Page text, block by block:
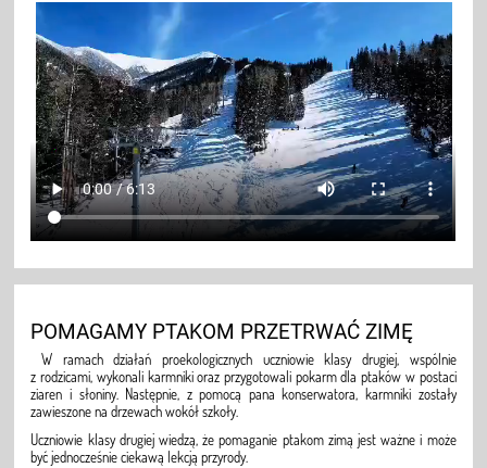
POMAGAMY PTAKOM PRZETRWAĆ ZIMĘ
W ramach działań proekologicznych uczniowie klasy drugiej, wspólnie
z rodzicami, wykonali karmniki oraz przygotowali pokarm dla ptaków w postaci
ziaren i słoniny. Następnie, z pomocą pana konserwatora, karmniki zostały
zawieszone na drzewach wokół szkoły.
Uczniowie klasy drugiej wiedzą, że pomaganie ptakom zimą jest ważne i może
być jednocześnie ciekawą lekcją przyrody.